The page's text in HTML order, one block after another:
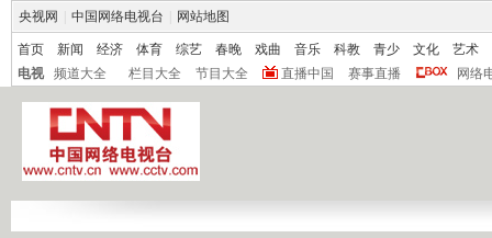
央视网 中国网络电视台 网站地图
首页 新闻 经济 体育 综艺 春晚 戏曲 音乐 科教 青少 文化
艺术
电视
频道大全 栏目大全 节目大全 直播中国 赛事直播 网络